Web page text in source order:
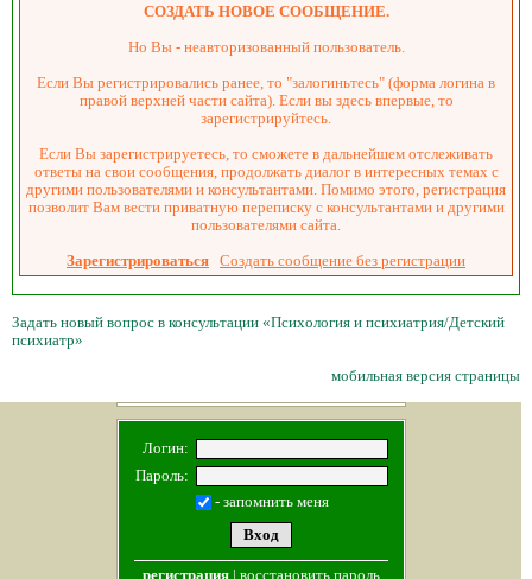
СОЗДАТЬ НОВОЕ СООБЩЕНИЕ.
Но Вы - неавторизованный пользователь.
Если Вы регистрировались ранее, то "залогиньтесь" (форма логина в
правой верхней части сайта). Если вы здесь впервые, то
зарегистрируйтесь.
Если Вы зарегистрируетесь, то сможете в дальнейшем отслеживать
ответы на свои сообщения, продолжать диалог в интересных темах с
другими пользователями и консультантами. Помимо этого, регистрация
позволит Вам вести приватную переписку с консультантами и другими
пользователями сайта.
Зарегистрироваться Создать сообщение без регистрации
Задать новый вопрос в консультации «Психология и психиатрия/Детский
психиатр»
мобильная версия страницы
Логин:
Пароль:
- запомнить меня
регистрация| восстановить пароль